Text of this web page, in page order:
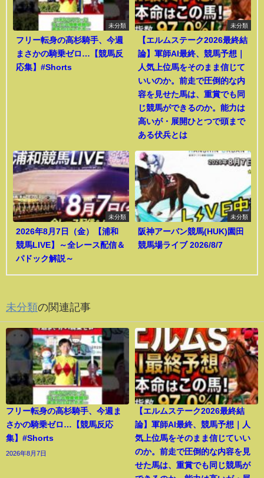
未分類
フリー転身の高杉騎手、今週
まさかの騎乗ゼロ…【競馬反
応集】#Shorts
未分類
【エルムステーク2026最終結
論】軍師AI最終、競馬予想｜
人気上位馬をそのまま信じて
いいのか。前走で圧倒的な内
容を見せた馬は、重賞でも同
じ競馬ができるのか。能力は
高いが・展開ひとつで頭まで
ある伏兵とは
未分類
2026年8月7日（金）【浦和
競馬LIVE】～全レース配信＆
パドック解説～
未分類
阪神アーバン競馬(HUK)園田
競馬場ライブ 2026/8/7
未分類の関連記事
フリー転身の高杉騎手、今週ま
さかの騎乗ゼロ…【競馬反応
集】#Shorts
2026年8月7日
【エルムステーク2026最終結
論】軍師AI最終、競馬予想｜人
気上位馬をそのまま信じていい
のか。前走で圧倒的な内容を見
せた馬は、重賞でも同じ競馬が